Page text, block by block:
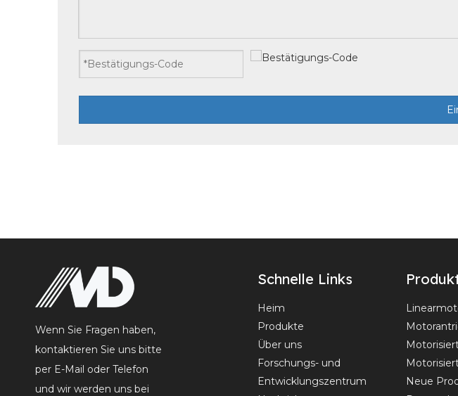
Wenn Sie Fragen haben,
kontaktieren Sie uns bitte
per E-Mail oder Telefon
und wir werden uns bei
Schnelle Links
Heim
Produkte
Über uns
Forschungs- und
Entwicklungszentrum
Neue